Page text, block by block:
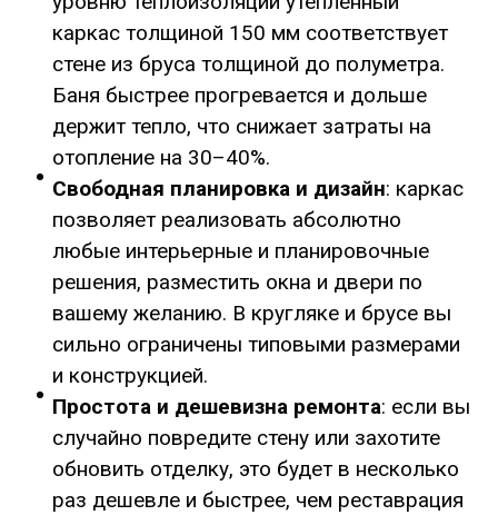
каркас толщиной 150 мм соответствует
стене из бруса толщиной до полуметра.
Баня быстрее прогревается и дольше
держит тепло, что снижает затраты на
отопление на 30–40%.
Свободная планировка и дизайн: каркас
позволяет реализовать абсолютно
любые интерьерные и планировочные
решения, разместить окна и двери по
вашему желанию. В кругляке и брусе вы
сильно ограничены типовыми размерами
и конструкцией.
Простота и дешевизна ремонта: если вы
случайно повредите стену или захотите
обновить отделку, это будет в несколько
раз дешевле и быстрее, чем реставрация